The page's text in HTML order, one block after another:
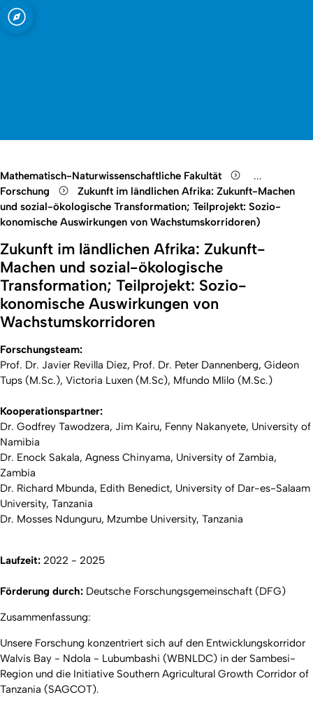
Open quicklink menu
Mathematisch-Naturwissenschaftliche Fakultät Show
...
Forschung
Zukunft im ländlichen Afrika: Zukunft-Machen
und sozial-ökologische Transformation; Teilprojekt: Sozio-
konomische Auswirkungen von Wachstumskorridoren)
Zukunft im ländlichen Afrika: Zukunft-
Machen und sozial-ökologische
Transformation; Teilprojekt: Sozio-
konomische Auswirkungen von
Wachstumskorridoren
Forschungsteam:
Prof. Dr. Javier Revilla Diez, Prof. Dr. Peter Dannenberg, Gideon
Tups (M.Sc.), Victoria Luxen (M.Sc), Mfundo Mlilo (M.Sc.)
Kooperationspartner:
Dr. Godfrey Tawodzera, Jim Kairu, Fenny Nakanyete, University of
Namibia
Dr. Enock Sakala, Agness Chinyama, University of Zambia,
Zambia
Dr. Richard Mbunda, Edith Benedict, University of Dar-es-Salaam
University, Tanzania
Dr. Mosses Ndunguru, Mzumbe University, Tanzania
Laufzeit: 2022 - 2025
Förderung durch: Deutsche Forschungsgemeinschaft (DFG)
Zusammenfassung:
Unsere Forschung konzentriert sich auf den Entwicklungskorridor
Walvis Bay - Ndola - Lubumbashi (WBNLDC) in der Sambesi-
Region und die Initiative Southern Agricultural Growth Corridor of
Tanzania (SAGCOT).